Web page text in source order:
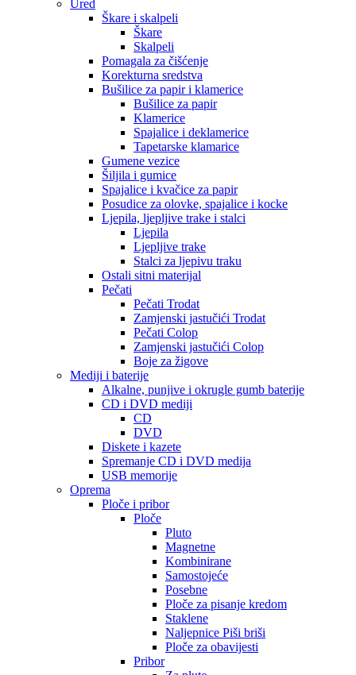
Ured
Škare i skalpeli
Škare
Skalpeli
Pomagala za čišćenje
Korekturna sredstva
Bušilice za papir i klamerice
Bušilice za papir
Klamerice
Spajalice i deklamerice
Tapetarske klamarice
Gumene vezice
Šiljila i gumice
Spajalice i kvačice za papir
Posudice za olovke, spajalice i kocke
Ljepila, ljepljive trake i stalci
Ljepila
Ljepljive trake
Stalci za ljepivu traku
Ostali sitni materijal
Pečati
Pečati Trodat
Zamjenski jastučići Trodat
Pečati Colop
Zamjenski jastučići Colop
Boje za žigove
Mediji i baterije
Alkalne, punjive i okrugle gumb baterije
CD i DVD mediji
CD
DVD
Diskete i kazete
Spremanje CD i DVD medija
USB memorije
Oprema
Ploče i pribor
Ploče
Pluto
Magnetne
Kombinirane
Samostojeće
Posebne
Ploče za pisanje kredom
Staklene
Naljepnice Piši briši
Ploče za obavijesti
Pribor